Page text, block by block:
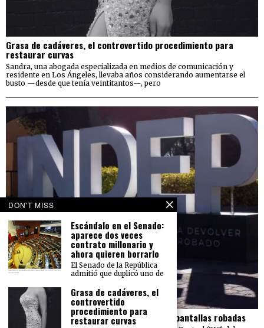
Grasa de cadáveres, el controvertido procedimiento para
restaurar curvas
Sandra, una abogada especializada en medios de comunicación y
residente en Los Ángeles, llevaba años considerando aumentarse el
busto —desde que tenía veintitantos—, pero
El Indep pierde más de 23 mdp en carros y pantallas robadas
DON'T MISS
Escándalo en el Senado:
aparece dos veces
contrato millonario y
ahora quieren borrarlo
El Senado de la República
admitió que duplicó uno de
Grasa de cadáveres, el
controvertido
procedimiento para
restaurar curvas